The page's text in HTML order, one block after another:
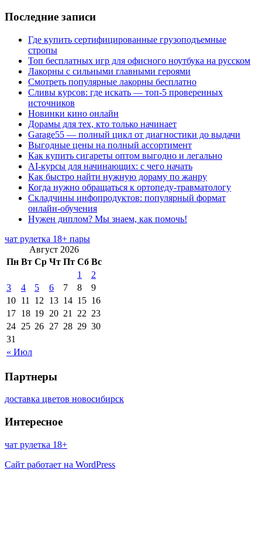
Последние записи
Где купить сертифицированные грузоподъемные
стропы
Топ бесплатных игр для офисного ноутбука на русском
Лакорны с сильными главными героями
Смотреть популярные лакорны бесплатно
Сливы курсов: где искать — топ-5 проверенных
источников
Новинки кино онлайн
Дорамы для тех, кто только начинает
Garage55 — полный цикл от диагностики до выдачи
Выгодные цены на полный ассортимент
Как купить сигареты оптом выгодно и легально
AI-курсы для начинающих: с чего начать
Как быстро найти нужную дораму по жанру
Когда нужно обращаться к ортопеду-травматологу
Складчины инфопродуктов: популярный формат
онлайн-обучения
Нужен диплом? Мы знаем, как помочь!
чат рулетка 18+ пары
Август 2026
Пн Вт Ср Чт Пт Сб Вс
« Июл
1
2
3
4 5 6 7 8
9
10 11 12 13 14 15 16
17 18 19 20 21 22 23
24 25 26 27 28 29 30
31
Партнеры
доставка цветов новосибирск
Интересное
чат рулетка 18+
Сайт работает на WordPress